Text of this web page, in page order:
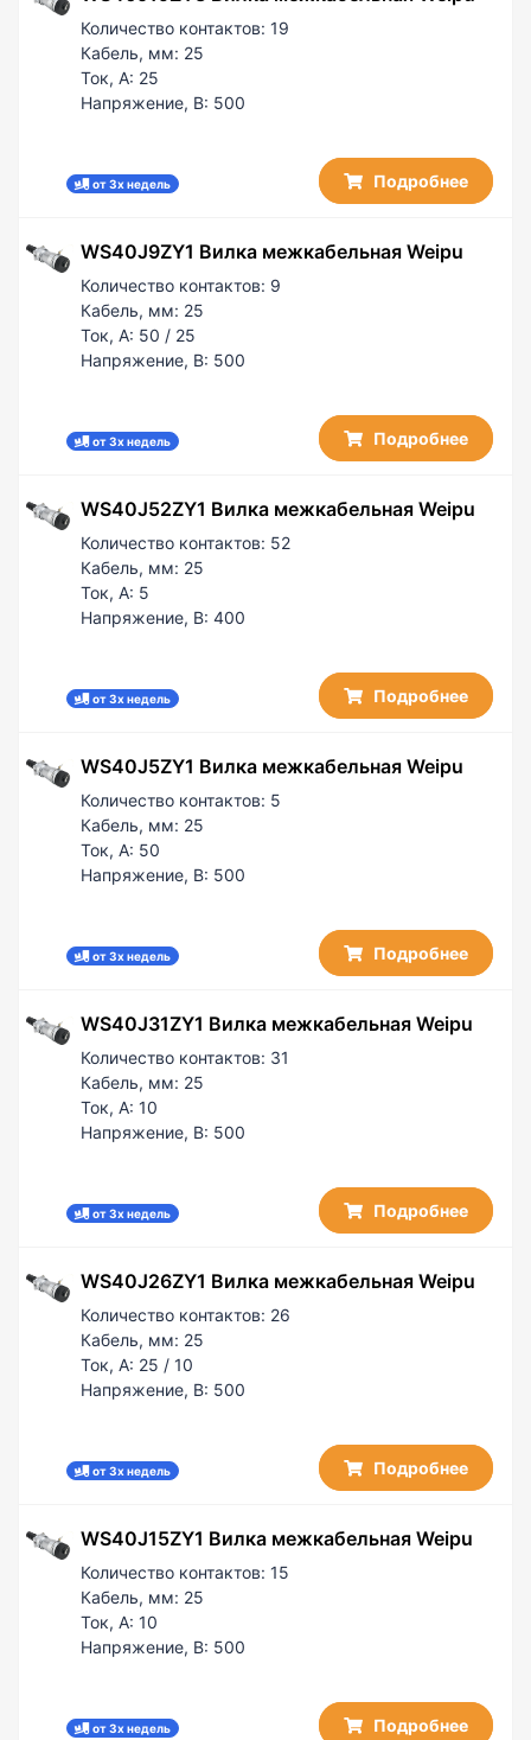
Количество контактов: 19
Кабель, мм: 25
Ток, А: 25
Напряжение, В: 500
от 3х недель Подробнее
WS40J9ZY1 Вилка межкабельная Weipu
Количество контактов: 9
Кабель, мм: 25
Ток, А: 50 / 25
Напряжение, В: 500
от 3х недель Подробнее
WS40J52ZY1 Вилка межкабельная Weipu
Количество контактов: 52
Кабель, мм: 25
Ток, А: 5
Напряжение, В: 400
от 3х недель Подробнее
WS40J5ZY1 Вилка межкабельная Weipu
Количество контактов: 5
Кабель, мм: 25
Ток, А: 50
Напряжение, В: 500
от 3х недель Подробнее
WS40J31ZY1 Вилка межкабельная Weipu
Количество контактов: 31
Кабель, мм: 25
Ток, А: 10
Напряжение, В: 500
от 3х недель Подробнее
WS40J26ZY1 Вилка межкабельная Weipu
Количество контактов: 26
Кабель, мм: 25
Ток, А: 25 / 10
Напряжение, В: 500
от 3х недель Подробнее
WS40J15ZY1 Вилка межкабельная Weipu
Количество контактов: 15
Кабель, мм: 25
Ток, А: 10
Напряжение, В: 500
от 3х недель Подробнее